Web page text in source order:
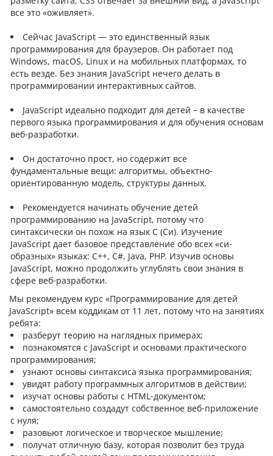
все это «оживляет».
Сейчас JavaScript — это единственный язык
программирования для браузеров. Он работает под
Windows, macOS, Linux и на мобильных платформах, то
есть везде. Без знания JavaScript нечего делать в
программировании интерактивных сайтов.
JavaScript идеально подходит для детей – в качестве
первого языка программирования и для обучения основам
веб-разработки.
Он достаточно прост, но содержит все
фундаментальные вещи: алгоритмы, объектно-
ориентированную модель, структуры данных.
Рекомендуется начинать обучение детей
программированию на JavaScript, потому что
синтаксически он похож на язык C (Си). Изучение
JavaScript дает базовое представление обо всех «си-
образных» языках: С++, C#, Java, PHP. Изучив основы
JavaScript, можно продолжить углублять свои знания в
сфере веб-разработки.
Мы рекомендуем курс «Программирование для детей
JavaScript» всем коддикам от 11 лет, потому что на занятиях
ребята:
разберут теорию на наглядных примерах;
познакомятся с JavaScript и основами практического
программирования;
узнают основы синтаксиса языка программирования;
увидят работу программных алгоритмов в действии;
изучат основы работы с HTML-документом;
самостоятельно создадут собственное веб-приложение
с нуля;
разовьют логическое и творческое мышление;
получат отличную базу, которая позволит без труда